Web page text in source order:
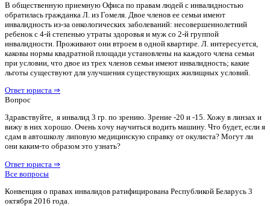
В общественную приемную Офиса по правам людей с инвалидностью
обратилась гражданка Л. из Гомеля. Двое членов ее семьи имеют
инвалидность из-за онкологических заболеваний: несовершеннолетний
ребенок с 4-й степенью утраты здоровья и муж со 2-й группой
инвалидности. Проживают они втроем в одной квартире. Л. интересуется,
каковы нормы квадратной площади установлены на каждого члена семьи
при условии, что двое из трех членов семьи имеют инвалидность; какие
льготы существуют для улучшения существующих жилищных условий.
Ответ юриста ⇒
Вопрос
Здравствуйте, я инвалид 3 гр. по зрению. Зрение -20 и -15. Хожу в линзах и
вижу в них хорошо. Очень хочу научиться водить машину. Что будет, если я
сдам в автошколу липовую медицинскую справку от окулиста? Могут ли
они каким-то образом это узнать?
Ответ юриста ⇒
Все вопросы
Конвенция о правах инвалидов ратифицирована Республикой Беларусь 3
октября 2016 года.